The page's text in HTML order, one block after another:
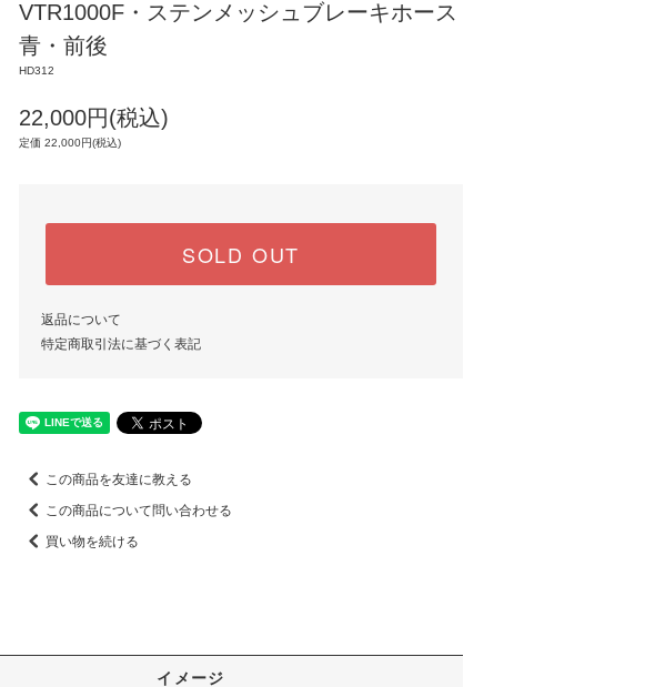
VTR1000F・ステンメッシュブレーキホース
青・前後
HD312
22,000円(税込)
定価 22,000円(税込)
SOLD OUT
返品について
特定商取引法に基づく表記
この商品を友達に教える
この商品について問い合わせる
買い物を続ける
イメージ